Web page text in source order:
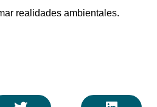
realidades ambientales.